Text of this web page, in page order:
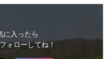
に入ったら
ォローしてね！